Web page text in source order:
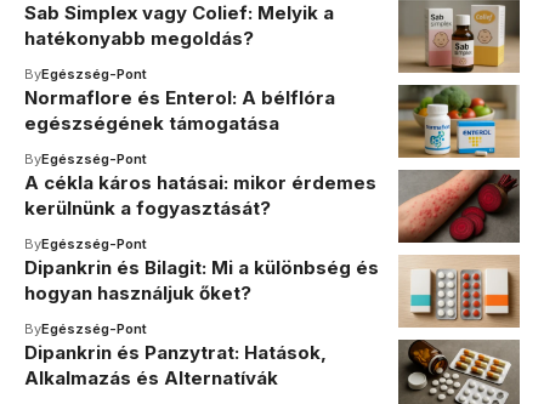
Sab Simplex vagy Colief: Melyik a
hatékonyabb megoldás?
ByEgészség-Pont
Normaflore és Enterol: A bélflóra
egészségének támogatása
ByEgészség-Pont
A cékla káros hatásai: mikor érdemes
kerülnünk a fogyasztását?
ByEgészség-Pont
Dipankrin és Bilagit: Mi a különbség és
hogyan használjuk őket?
ByEgészség-Pont
Dipankrin és Panzytrat: Hatások,
Alkalmazás és Alternatívák